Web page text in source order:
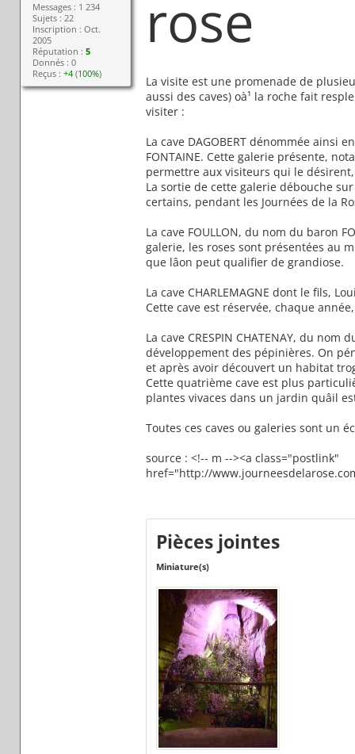
Messages : 1 234
Sujets : 22
Inscription : Oct.
2005
Réputation :5
Donnés : 0
Reçus :+4 (100%)
rose
La visite est une promenade de
aussi des caves) oà¹ la roche fait
visiter :
La cave DAGOBERT dénommée ainsi
FONTAINE. Cette galerie présente,
permettre aux visiteurs qui le
La sortie de cette galerie débouche
certains, pendant les Journées de la
La cave FOULLON, du nom du baron
galerie, les roses sont présentées au
que lâon peut qualifier de grandiose.
La cave CHARLEMAGNE dont le fils,
Cette cave est réservée, chaque
La cave CRESPIN CHATENAY, du
développement des pépinières. On
et après avoir découvert un habitat
Cette quatrième cave est plus
plantes vivaces dans un jardin quâil
Toutes ces caves ou galeries sont un
source : <!-- m --><a class="postlink"
href="http://
Pièces jointes
Miniature(s)